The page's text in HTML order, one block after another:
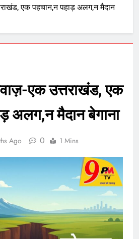
एक पहचान,न पहाड़ अलग,न मैदान
एक उत्तराखंड, एक
अलग,न मैदान बेगाना
Ago 0 1 Mins